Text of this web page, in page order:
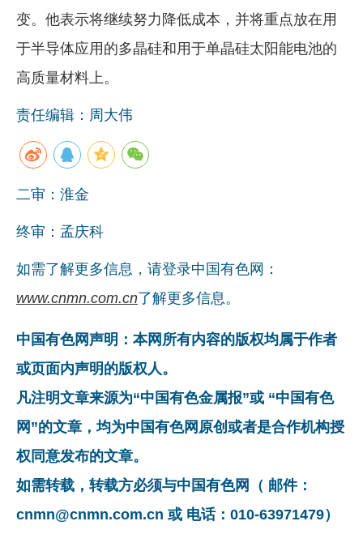
变。他表示将继续努力降低成本，并将重点放在用
于半导体应用的多晶硅和用于单晶硅太阳能电池的
高质量材料上。
责任编辑：周大伟
二审：淮金
终审：孟庆科
如需了解更多信息，请登录中国有色网：
www.cnmn.com.cn了解更多信息。
中国有色网声明：本网所有内容的版权均属于作者
或页面内声明的版权人。
凡注明文章来源为“中国有色金属报”或 “中国有色
网”的文章，均为中国有色网原创或者是合作机构授
权同意发布的文章。
如需转载，转载方必须与中国有色网（ 邮件：
cnmn@cnmn.com.cn 或 电话：010-63971479）